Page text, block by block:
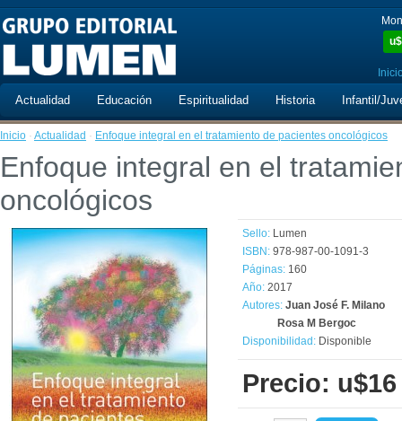
u$
Actualidad Educación Espiritualidad Historia Infantil/
Inicio · Actualidad · Enfoque integral en el tratamiento de pacientes oncológicos
Enfoque integral en el
oncológicos
Sello: Lumen
ISBN: 978-987-00-1091-3
Páginas: 160
Año: 2017
Autores: Juan José F. Milano
Rosa M Bergoc
Disponibilidad: Disponible
Precio: u$16